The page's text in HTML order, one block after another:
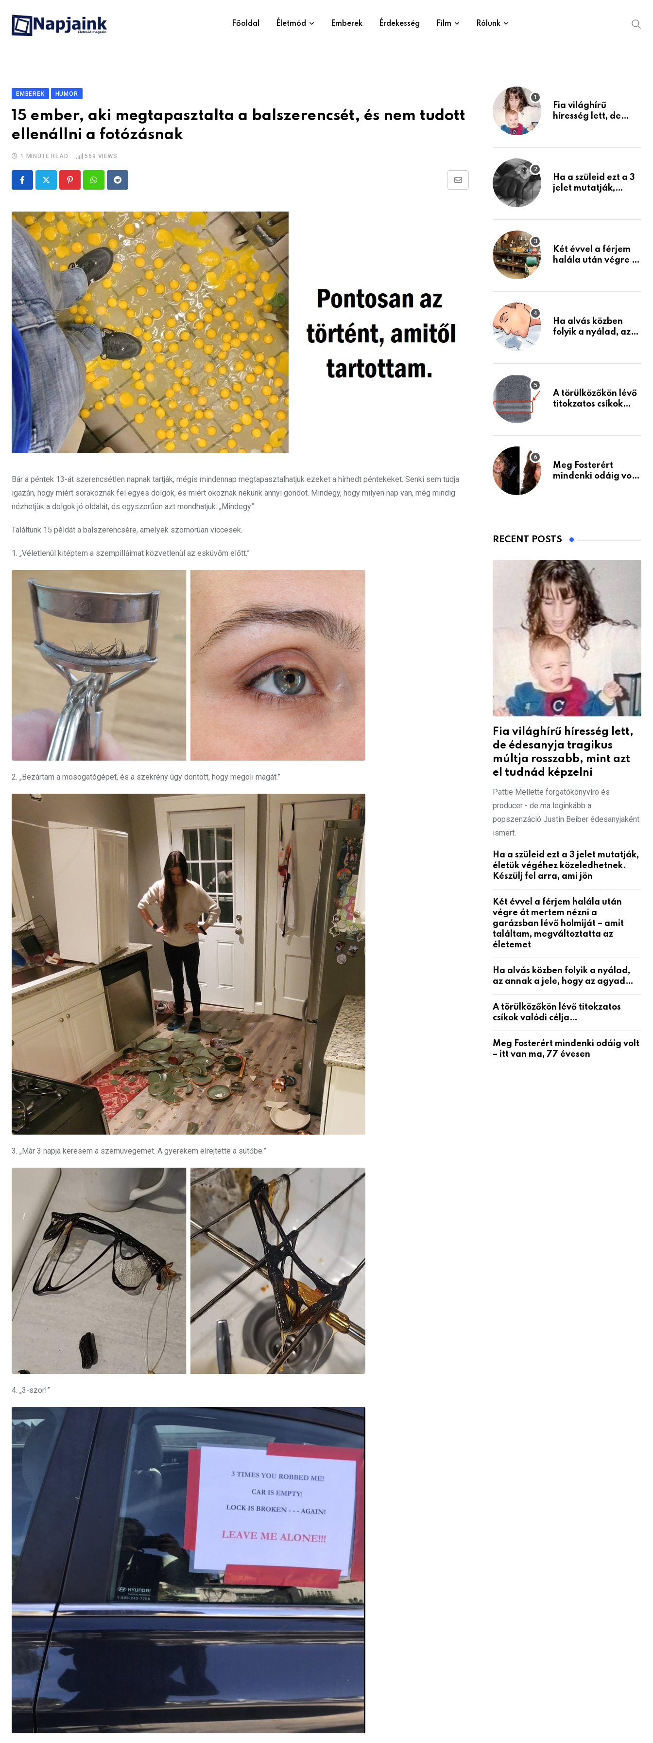
content
Főoldal Életmód Emberek Érdekesség Film Rólunk
EMBEREK HUMOR
15 ember, aki megtapasztalta a balszerencsét, és nem tudott
ellenállni a fotózásnak
1 MINUTE READ 569 VIEWS
PinterestWhatsappReddit
Share
Bár a péntek 13-át szerencsétlen napnak tartják, mégis mindennap megtapasztalhatjuk ezeket a hírhedt péntekeket. Senki sem tudja
igazán, hogy miért sorakoznak fel egyes dolgok, és miért okoznak nekünk annyi gondot. Mindegy, hogy milyen nap van, még mindig
nézhetjük a dolgok jó oldalát, és egyszerűen azt mondhatjuk: „Mindegy”.
Találtunk 15 példát a balszerencsére, amelyek szomorúan viccesek.
1. „Véletlenül kitéptem a szempilláimat közvetlenül az esküvőm előtt.”
2. „Bezártam a mosogatógépet, és a szekrény úgy döntött, hogy megöli magát.”
3. „Már 3 napja keresem a szemüvegemet. A gyerekem elrejtette a sütőbe.”
4. „3-szor!”
Fia világhírű
híresség lett, de
mint azt el tudnád
Ha a szüleid ezt a 3
jelet mutatják,
Készülj fel arra, ami
Két évvel a férjem
halála után végre át
holmiját – amit
életemet
Ha alvás közben
folyik a nyálad, az
A törülközőkön lévő
titokzatos csíkok
Meg Fosterért
mindenki odáig volt
RECENT POSTS
Fia világhírű híresség lett,
de édesanyja tragikus
múltja rosszabb, mint azt
el tudnád képzelni
Pattie Mellette forgatókönyvíró és
producer - de ma leginkább a
popszenzáció Justin Beiber édesanyjaként
ismert.
Ha a szüleid ezt a 3 jelet mutatják,
életük végéhez közeledhetnek.
Készülj fel arra, ami jön
Két évvel a férjem halála után
végre át mertem nézni a
garázsban lévő holmiját – amit
találtam, megváltoztatta az
életemet
Ha alvás közben folyik a nyálad,
az annak a jele, hogy az agyad…
A törülközőkön lévő titokzatos
csíkok valódi célja…
Meg Fosterért mindenki odáig volt
– itt van ma, 77 évesen